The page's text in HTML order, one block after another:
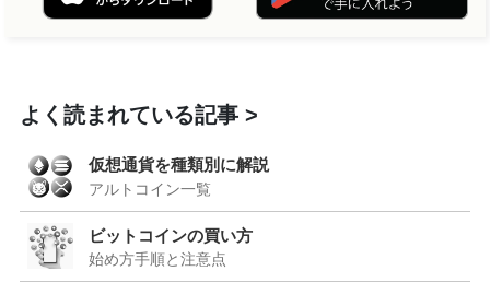
よく読まれている記事
仮想通貨を種類別に解説
アルトコイン一覧
ビットコインの買い方
始め方手順と注意点